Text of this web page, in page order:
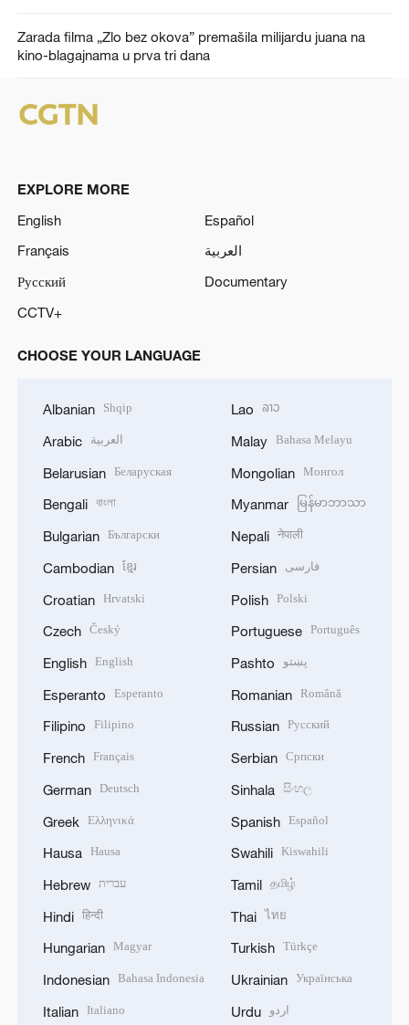
Zarada filma „Zlo bez okova” premašila milijardu juana na
kino-blagajnama u prva tri dana
EXPLORE MORE
English
Español
Français
العربية
Русский
Documentary
CCTV+
CHOOSE YOUR LANGUAGE
Albanian Shqip
Arabic العربية
Belarusian Беларуская
Bengali বাংলা
Bulgarian Български
Cambodian ខ្មែរ
Croatian Hrvatski
Czech Český
English English
Esperanto Esperanto
Filipino Filipino
French Français
German Deutsch
Greek Ελληνικά
Hausa Hausa
Hebrew עברית
Hindi हिन्दी
Hungarian Magyar
Indonesian Bahasa Indonesia
Italian Italiano
Lao ລາວ
Malay Bahasa Melayu
Mongolian Монгол
Myanmar မြန်မာဘာသာ
Nepali नेपाली
Persian فارسی
Polish Polski
Portuguese Português
Pashto پښتو
Romanian Română
Russian Русский
Serbian Српски
Sinhala සිංහල
Spanish Español
Swahili Kiswahili
Tamil தமிழ்
Thai ไทย
Turkish Türkçe
Ukrainian Українська
Urdu اردو